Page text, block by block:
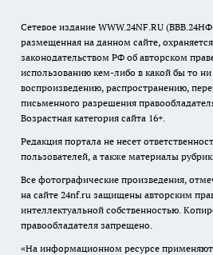
Сетевое издание WWW.24NF.RU
размещенная на данном сайте,
законодательством РФ об авторском
использованию кем-либо в какой бы то
воспроизведению, распространению,
письменного разрешения
Возрастная категория сайта 16+.
Редакция портала не несет
пользователей, а также материалы
Все фотографические произведения,
на сайте 24nf.ru защищены авторским
интеллектуальной собственностью.
правообладателя запрещено.
«На информационном ресурсе